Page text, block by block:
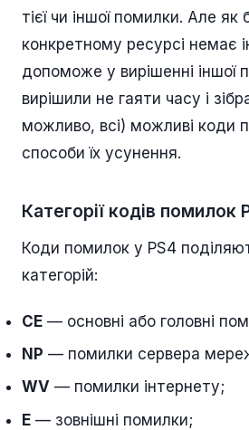
тієї чи іншої помилки. Але
конкретному ресурсі немає
допоможе у вирішенні іншої
вирішили не гаяти часу і
можливо, всі) можливі коди
способи їх усунення.
Категорії кодів помилок
Коди помилок у PS4
категорій:
CE — основні або головні
NP — помилки сервера
WV — помилки інтернету;
E — зовнішні помилки;